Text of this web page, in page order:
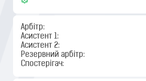
Арбітр:
Асистент 1:
Асистент 2:
Резервний арбітр:
Спостерігач: